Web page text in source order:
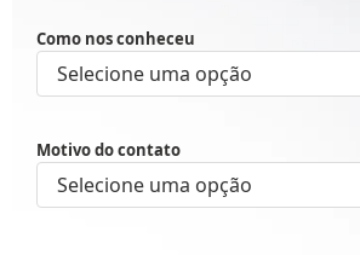
Como nos conheceu
Motivo do contato